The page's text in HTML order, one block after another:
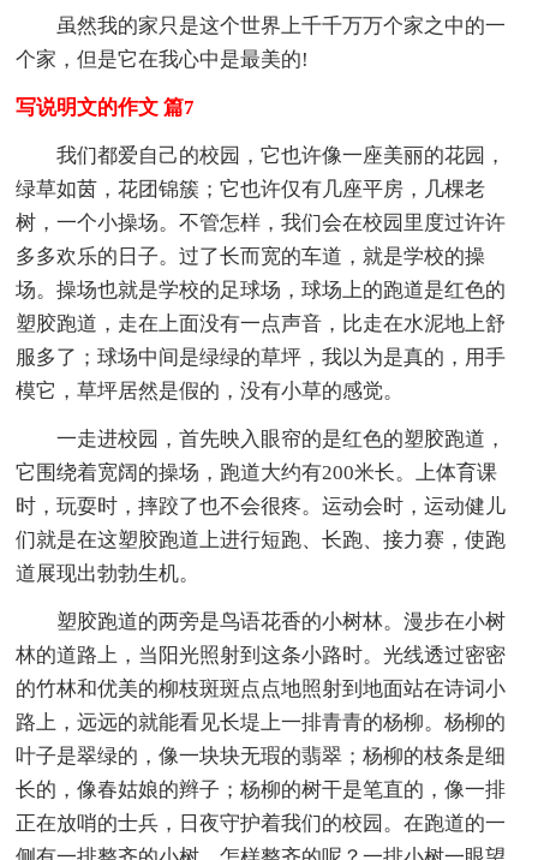
虽然我的家只是这个世界上千千万万个家之中的一
个家，但是它在我心中是最美的!
写说明文的作文 篇7
我们都爱自己的校园，它也许像一座美丽的花园，
绿草如茵，花团锦簇；它也许仅有几座平房，几棵老
树，一个小操场。不管怎样，我们会在校园里度过许许
多多欢乐的日子。过了长而宽的车道，就是学校的操
场。操场也就是学校的足球场，球场上的跑道是红色的
塑胶跑道，走在上面没有一点声音，比走在水泥地上舒
服多了；球场中间是绿绿的草坪，我以为是真的，用手
模它，草坪居然是假的，没有小草的感觉。
一走进校园，首先映入眼帘的是红色的塑胶跑道，
它围绕着宽阔的操场，跑道大约有200米长。上体育课
时，玩耍时，摔跤了也不会很疼。运动会时，运动健儿
们就是在这塑胶跑道上进行短跑、长跑、接力赛，使跑
道展现出勃勃生机。
塑胶跑道的两旁是鸟语花香的小树林。漫步在小树
林的道路上，当阳光照射到这条小路时。光线透过密密
的竹林和优美的柳枝斑斑点点地照射到地面站在诗词小
路上，远远的就能看见长堤上一排青青的杨柳。杨柳的
叶子是翠绿的，像一块块无瑕的翡翠；杨柳的枝条是细
长的，像春姑娘的辫子；杨柳的树干是笔直的，像一排
正在放哨的士兵，日夜守护着我们的校园。在跑道的一